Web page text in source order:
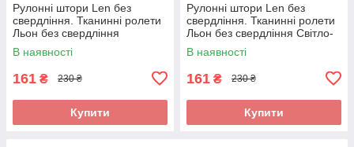
Рулонні штори Len без
свердління. Тканинні ролети
Льон без свердління
Оранжевий 0852
В наявності
161 ₴ 230 ₴
Купити
Рулонні штори Len без
свердління. Тканинні ролети
Льон без свердління Світло-
рожевий 2070
В наявності
161 ₴ 230 ₴
Купити